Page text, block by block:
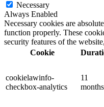
Necessary
Always Enabled
Necessary cookies are
function properly. These
security features of the
Cookie
cookielawinfo-
checkbox-analytics
11
months